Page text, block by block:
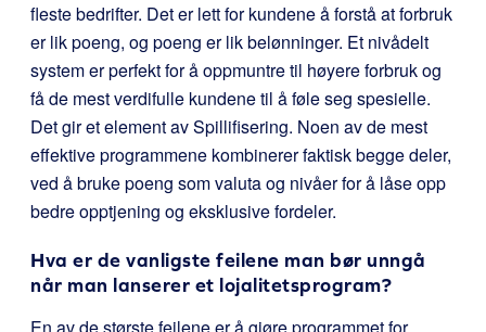
fleste bedrifter. Det er lett for kundene å forstå at forbruk
er lik poeng, og poeng er lik belønninger. Et nivådelt
system er perfekt for å oppmuntre til høyere forbruk og
få de mest verdifulle kundene til å føle seg spesielle.
Det gir et element av Spillifisering. Noen av de mest
effektive programmene kombinerer faktisk begge deler,
ved å bruke poeng som valuta og nivåer for å låse opp
bedre opptjening og eksklusive fordeler.
Hva er de vanligste feilene man bør unngå
når man lanserer et lojalitetsprogram?